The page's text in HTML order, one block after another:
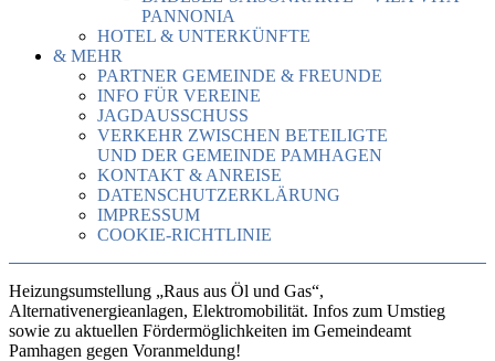
PANNONIA
HOTEL & UNTERKÜNFTE
& MEHR
PARTNER GEMEINDE & FREUNDE
INFO FÜR VEREINE
JAGDAUSSCHUSS
VERKEHR ZWISCHEN BETEILIGTE
UND DER GEMEINDE PAMHAGEN
KONTAKT & ANREISE
DATENSCHUTZERKLÄRUNG
IMPRESSUM
COOKIE-RICHTLINIE
Heizungsumstellung „Raus aus Öl und Gas“,
Alternativenergieanlagen, Elektromobilität. Infos zum Umstieg
sowie zu aktuellen Fördermöglichkeiten im Gemeindeamt
Pamhagen gegen Voranmeldung!